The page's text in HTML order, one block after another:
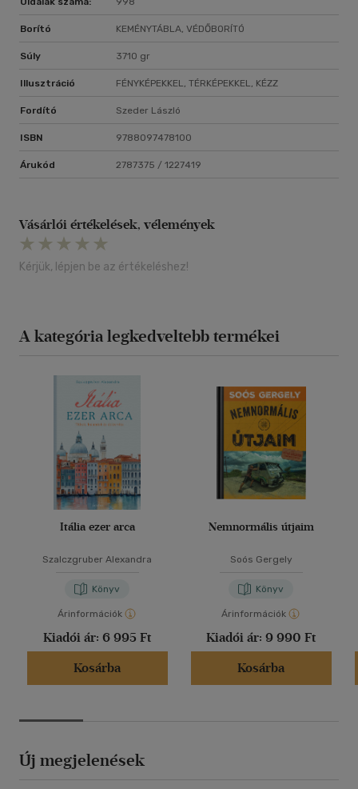
szlovák és a magyar nép összefogását, amire a mai kihívások
közepette legalább akkora szükség van, mint az elmúlt 1100
Nyitra megye Kulturális és idegenforgalmi bizottságának
Borító KEMÉNYTÁBLA, VÉDŐBORÍTÓ
Súly 3710 gr
Illusztráció FÉNYKÉPEKKEL, TÉRKÉPEKKEL, KÉZZ
Fordító Szeder László
ISBN 9788097478100
Árukód 2787375 / 1227419
Vásárlói értékelések, vélemények
Kérjük, lépjen be az értékeléshez!
A kategória legkedveltebb termékei
Itália ezer arca
Szalczgruber Alexandra
Könyv
Árinformációk
Kiadói ár: 6 995 Ft
Kosárba
Nemnormális útjaim
Soós Gergely
Könyv
Árinformációk
Kiadói ár: 9 990 Ft
Kosárba
Új megjelenések